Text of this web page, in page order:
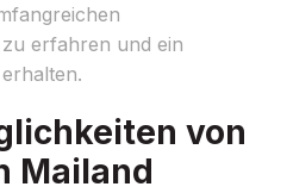
erfahren und ein
von
Mailand